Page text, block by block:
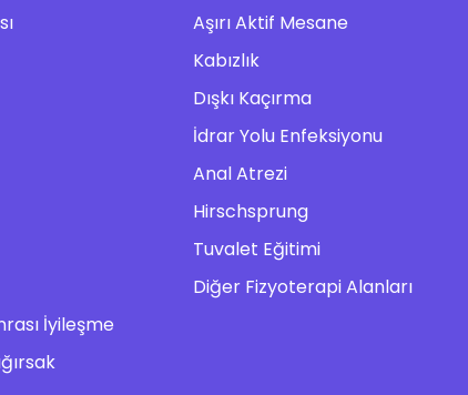
İyileşme
Aşırı Aktif Mesane
Kabızlık
Dışkı Kaçırma
İdrar Yolu Enfeksiyonu
Anal Atrezi
Hirschsprung
Tuvalet Eğitimi
Diğer Fizyoterapi Alanları